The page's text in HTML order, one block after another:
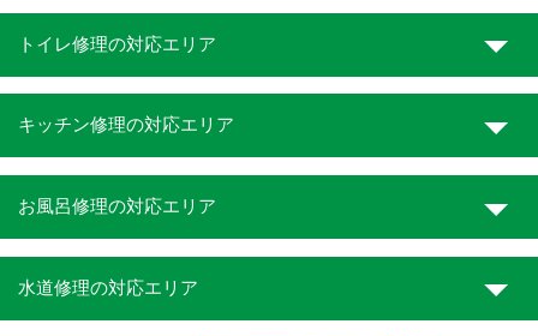
トイレ修理の対応エリア
キッチン修理の対応エリア
お風呂修理の対応エリア
水道修理の対応エリア